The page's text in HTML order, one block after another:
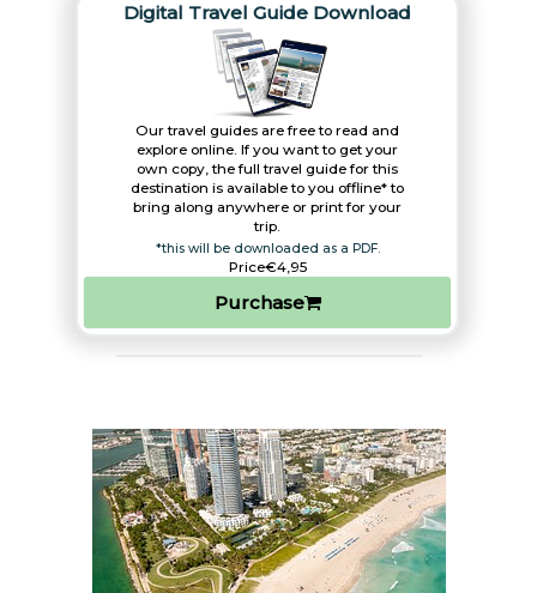
Digital Travel Guide Download
Our travel guides are free to read and
explore online. If you want to get your
own copy, the full travel guide for this
destination is available to you offline* to
bring along anywhere or print for your
trip.​
*this will be downloaded as a PDF.
Price€4,95
Purchase